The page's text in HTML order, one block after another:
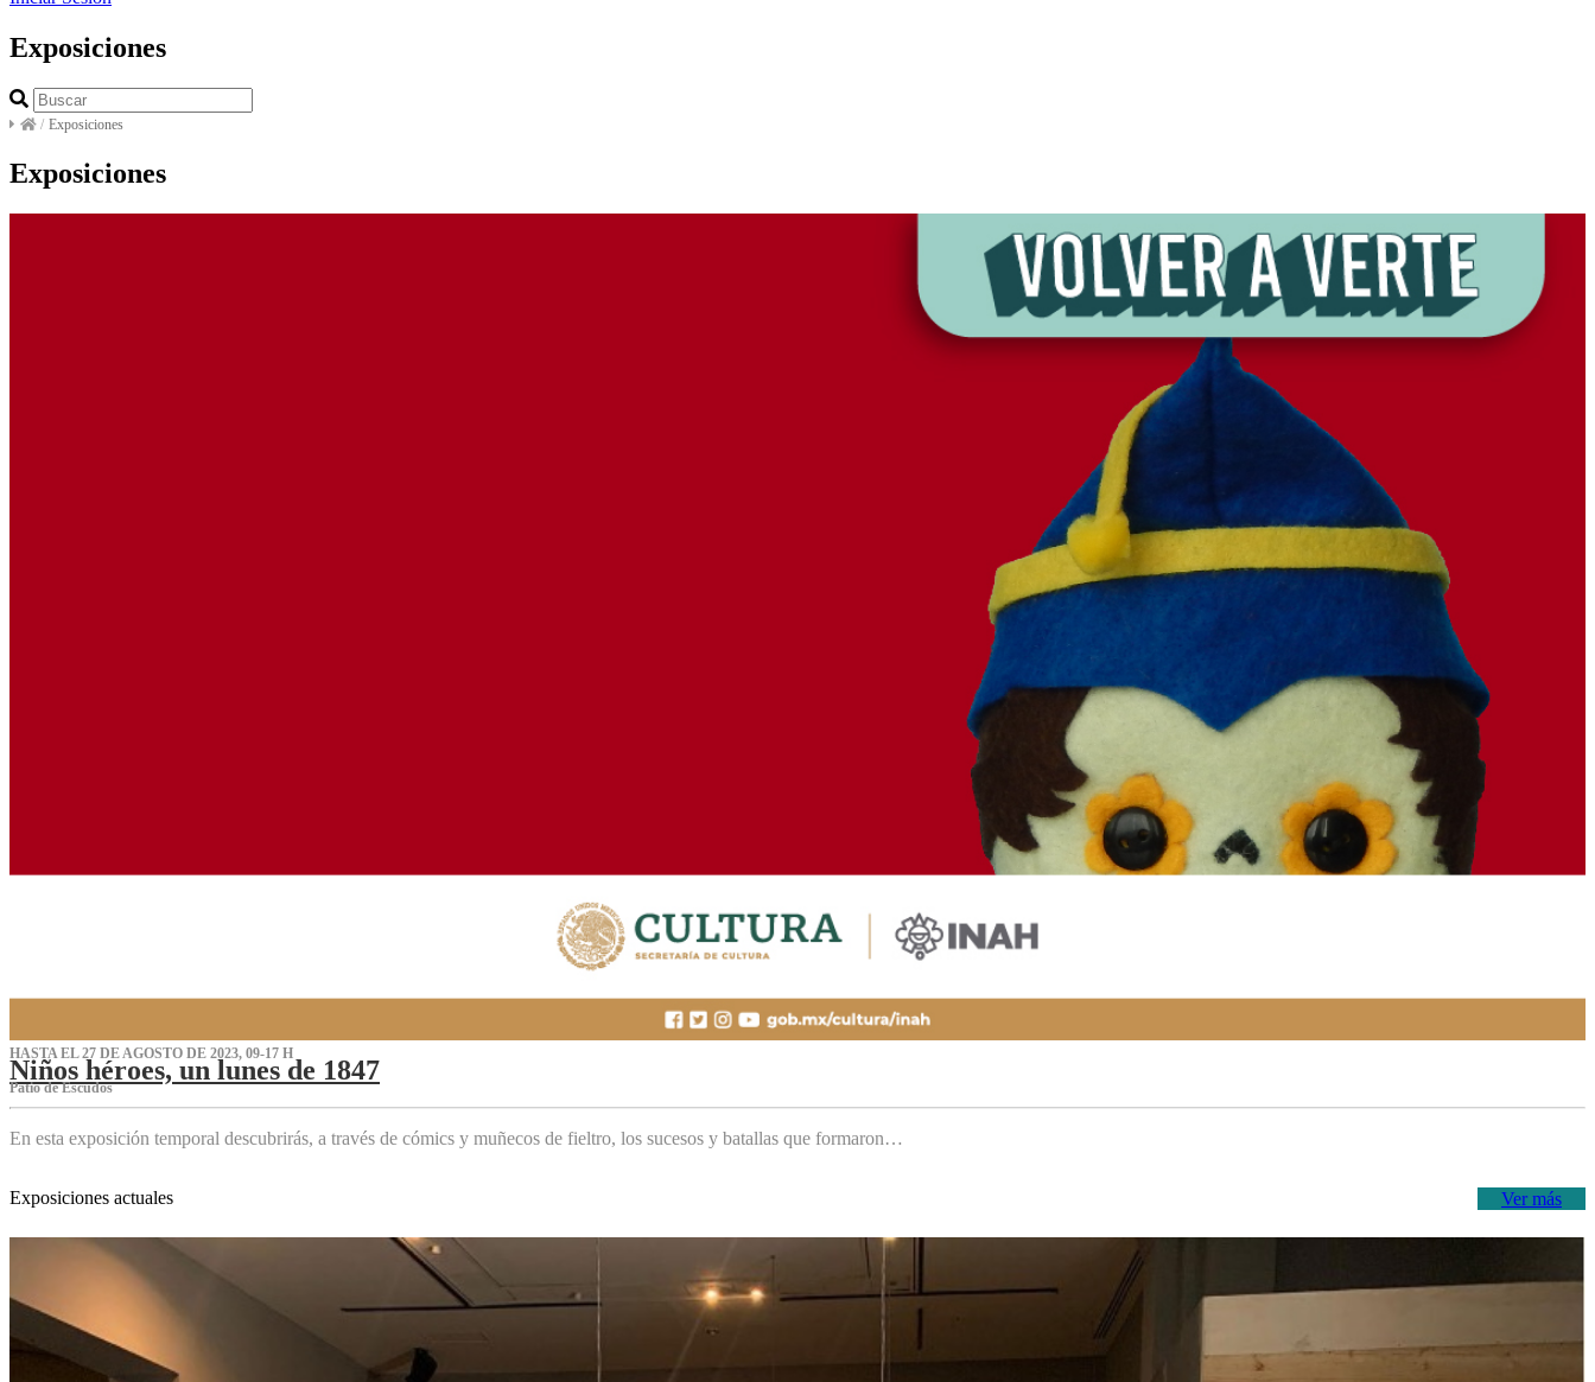
Exposiciones
/ Exposiciones
Exposiciones
HASTA EL 27 DE AGOSTO DE 2023, 09-17 H
Niños héroes, un lunes de 1847
Patio de Escudos
En esta exposición temporal descubrirás, a través de cómics y muñecos de fieltro, los sucesos y batallas que formaron…
Ver más
Exposiciones actuales